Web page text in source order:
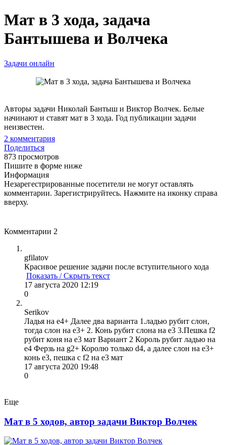
Мат в 3 хода, задача
Бантышева и Волчека
Задачи онлайн
Авторы задачи Николай Бантыш и Виктор Волчек. Белые
начинают и ставят мат в 3 хода. Год публикации задачи
неизвестен.
2 комментария
Поделиться
873 просмотров
Пишите в форме ниже
Информация
Незарегестрированные посетители не могут оставлять
комментарии. Зарегистрируйтесь. Нажмите на иконку справа
вверху.
Комментарии 2
gfilatov
Красивое решение задачи после вступительного хода
Показать / Скрыть текст
17 августа 2020 12:19
0
Serikov
Ладья на e4+ Далее два варианта 1.ладью рубит слон,
тогда слон на e3+ 2. Конь рубит слона на e3 3.Пешка f2
рубит коня на e3 мат Вариант 2 Король рубит ладью на
e4 Ферзь на g2+ Королю только d4, а далее слон на e3+
конь e3, пешка с f2 на e3 мат
17 августа 2020 19:48
0
Еще
Мат в 5 ходов, автор задачи Виктор Волчек